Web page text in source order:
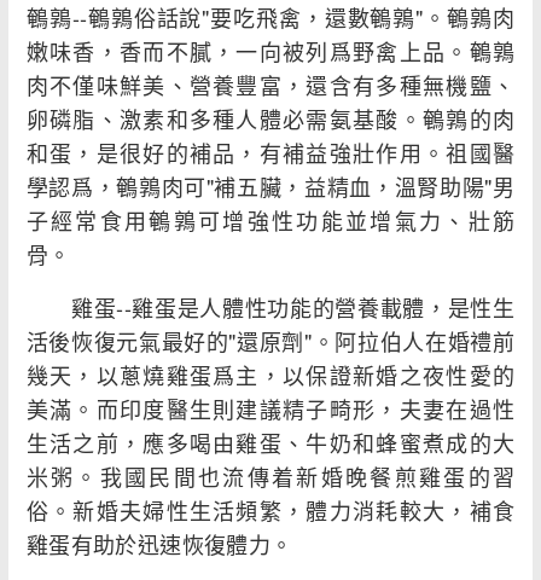
鵪鶉--鵪鶉俗話說"要吃飛禽，還數鵪鶉"。鵪鶉肉
嫩味香，香而不膩，一向被列爲野禽上品。鵪鶉
肉不僅味鮮美、營養豐富，還含有多種無機鹽、
卵磷脂、激素和多種人體必需氨基酸。鵪鶉的肉
和蛋，是很好的補品，有補益強壯作用。祖國醫
學認爲，鵪鶉肉可"補五臟，益精血，溫腎助陽"男
子經常食用鵪鶉可增強性功能並增氣力、壯筋
骨。
雞蛋--雞蛋是人體性功能的營養載體，是性生
活後恢復元氣最好的"還原劑"。阿拉伯人在婚禮前
幾天，以蔥燒雞蛋爲主，以保證新婚之夜性愛的
美滿。而印度醫生則建議精子畸形，夫妻在過性
生活之前，應多喝由雞蛋、牛奶和蜂蜜煮成的大
米粥。我國民間也流傳着新婚晚餐煎雞蛋的習
俗。新婚夫婦性生活頻繁，體力消耗較大，補食
雞蛋有助於迅速恢復體力。